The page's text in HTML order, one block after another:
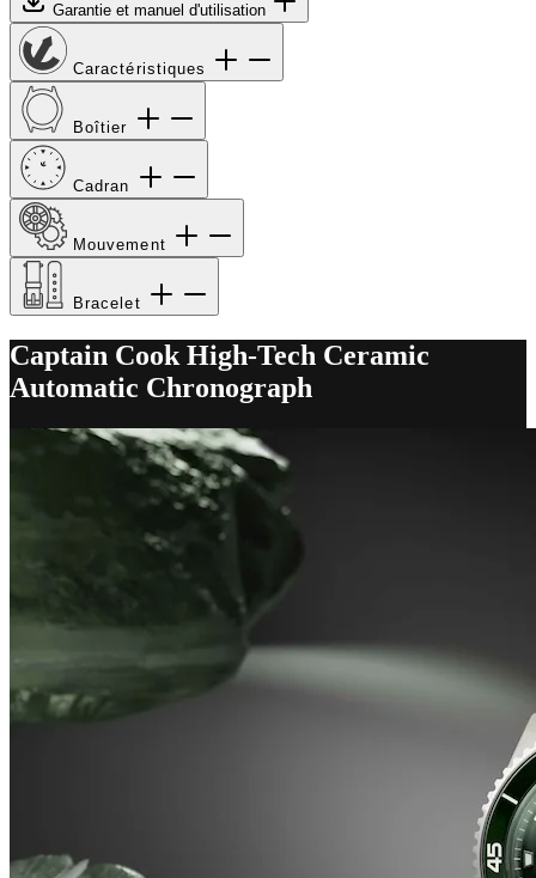
Garantie et manuel d'utilisation
Caractéristiques
Boîtier
Cadran
Mouvement
Bracelet
Captain Cook High-Tech Ceramic
Automatic Chronograph